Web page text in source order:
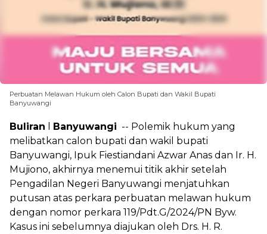
Perbuatan Melawan Hukum oleh Calon Bupati dan Wakil Bupati
Banyuwangi
Buliran Banyuwangi -- Polemik hukum yang
melibatkan calon bupati dan wakil bupati
Banyuwangi, Ipuk Fiestiandani Azwar Anas dan Ir. H.
Mujiono, akhirnya menemui titik akhir setelah
Pengadilan Negeri Banyuwangi menjatuhkan
putusan atas perkara perbuatan melawan hukum
dengan nomor perkara 119/Pdt.G/2024/PN Byw.
Kasus ini sebelumnya diajukan oleh Drs. H. R.